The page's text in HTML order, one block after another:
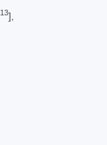
13],